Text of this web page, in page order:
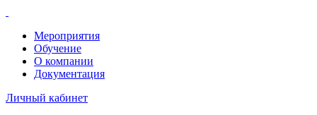
Мероприятия
Обучение
О компании
Документация
Личный кабинет